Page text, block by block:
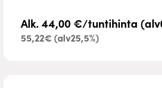
Alk. 44,00 €/tuntihinta
55,22€ (alv25,5%)